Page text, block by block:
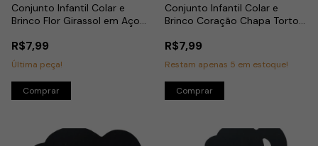
Conjunto Infantil Colar e
Brinco Flor Girassol em Aço
R$7,99
Última peça!
Conjunto Infantil Colar e
Brinco Coração Chapa Torto
R$7,99
Restam apenas 5 em estoque!